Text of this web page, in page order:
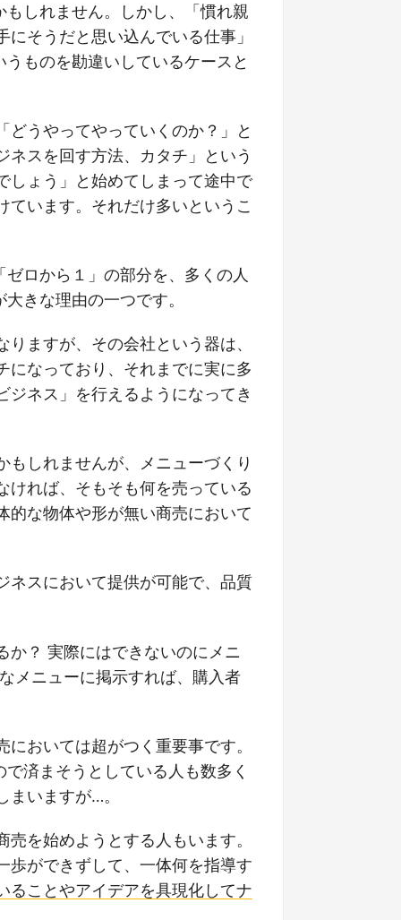
しれません。しかし、「慣れ親
そうだと思い込んでいる仕事」
ものを勘違いしているケースと
うやってやっていくのか？」と
スを回す方法、カタチ」という
しょう」と始めてしまって途中で
います。それだけ多いというこ
ロから１」の部分を、多くの人
きな理由の一つです。
ますが、その会社という器は、
になっており、それまでに実に多
ネス」を行えるようになってき
しれませんが、メニューづくり
ければ、そもそも何を売っている
的な物体や形が無い商売において
ネスにおいて提供が可能で、品質
か？ 実際にはできないのにメニ
メニューに掲示すれば、購入者
おいては超がつく重要事です。
済まそうとしている人も数多く
まいますが…。
を始めようとする人もいます。
歩ができずして、一体何を指導す
ることやアイデアを具現化してナ